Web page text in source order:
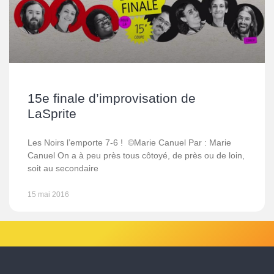
15e finale d’improvisation de
LaSprite
Les Noirs l’emporte 7-6 ! ©Marie Canuel Par : Marie
Canuel On a à peu près tous côtoyé, de près ou de loin,
soit au secondaire
15 mai 2016